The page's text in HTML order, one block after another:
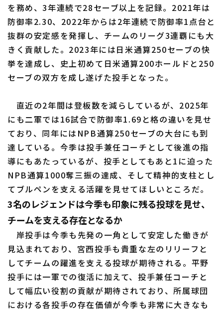
を務め、3年連続で28セーブ以上を記録。2021年は
防御率2.30、2022年からは2年連続で防御率1点台と
抜群の安定感を発揮し、チームのリーグ3連覇にも大
きく貢献した。2023年には日米通算250セーブの快
挙を達成し、史上初めて日米通算200ホールドと250
セーブの双方を成し遂げた投手となった。
直近の2年間は登板数を減らしているが、2025年
にも二軍では16試合で防御率1.69と格の違いを見せ
ており、同年にはNPB通算250セーブの大台にも到
達している。今季は投手兼任コーチとして後進の指
導にもあたっているが、投手としてもあと1に迫った
NPB通算1000奪三振の達成、そして精神的支柱とし
てブルペンを支える活躍を見せてほしいところだ。
3名のレジェンドは今季も印象に残る投球を見せ、
チームを支える存在となるか
岸投手は今季も先発の一角として安定した働きが
見込まれており、宮西投手も貴重な左のリリーフと
してチームの躍進を支える投球が期待される。平野
投手には一軍での復活に加えて、投手兼任コーチと
して幅広い役割の貢献が期待されており、所属球団
における各投手の存在価値が今季も非常に大きなも